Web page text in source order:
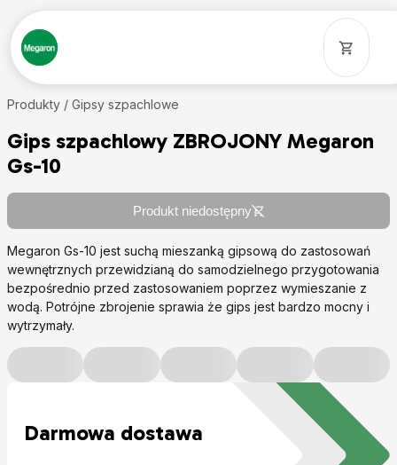
Produkty / Gipsy szpachlowe
Gips szpachlowy ZBROJONY Megaron
Gs-10
Produkt niedostępny
Megaron Gs-10 jest suchą mieszanką gipsową do zastosowań
wewnętrznych przewidzianą do samodzielnego przygotowania
bezpośrednio przed zastosowaniem poprzez wymieszanie z
wodą. Potrójne zbrojenie sprawia że gips jest bardzo mocny i
wytrzymały.
Darmowa dostawa